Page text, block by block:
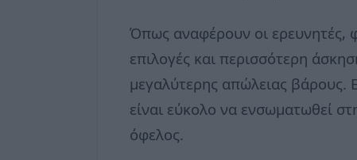
Όπως αναφέρουν οι ερευνητές,
επιλογές και περισσότερη
μεγαλύτερης απώλειας βάρους.
είναι εύκολο να ενσωματωθεί
όφελος.